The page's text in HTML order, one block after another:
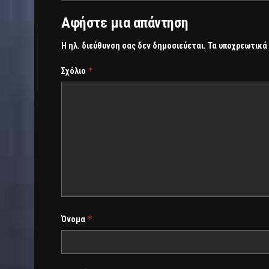
Αφήστε μια απάντηση
Η ηλ. διεύθυνση σας δεν δημοσιεύεται. Τα υποχρεωτικά
Σχόλιο *
Όνομα *